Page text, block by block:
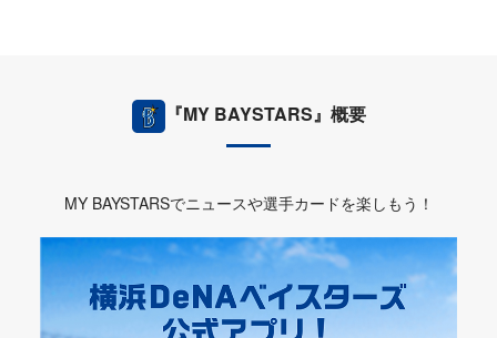
『MY BAYSTARS』概要
MY BAYSTARSでニュースや選手カードを楽しもう！